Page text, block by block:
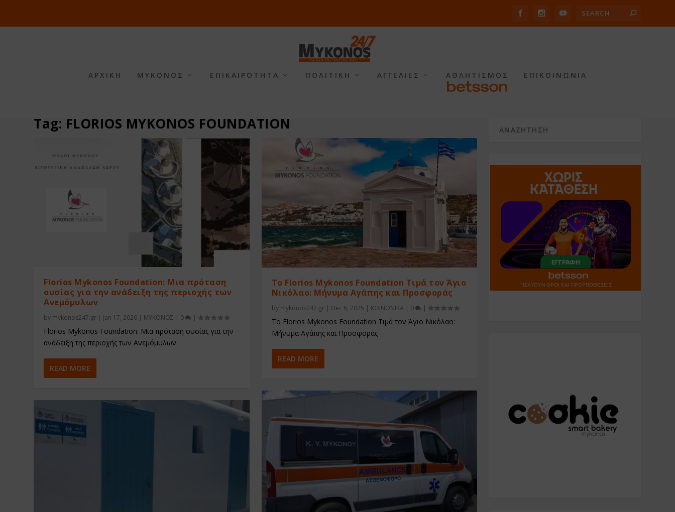
ΑΡΧΙΚΗ ΜΥΚΟΝΟΣ ΕΠΙΚΑΙΡΟΤΗΤΑ ΠΟΛΙΤΙΚΗ ΑΓΓΕΛΙΕΣ ΑΘΛΗΤΙΣΜΟΣ ΕΠΙΚΟΙΝΩΝΙΑ
Tag: FLORIOS MYKONOS FOUNDATION
Florios Mykonos Foundation: Μια πρόταση
ουσίας για την ανάδειξη της περιοχής των
Ανεμόμυλων
by mykonos247.gr | Jan 17, 2026 | ΜΥΚΟΝΟΣ | 0 |
Florios Mykonos Foundation: Μια πρόταση ουσίας για την
ανάδειξη της περιοχής των Ανεμόμυλων
READ MORE
Το Florios Mykonos Foundation Τιμά τον Άγιο
Νικόλαο: Μήνυμα Αγάπης και Προσφοράς
by mykonos247.gr | Dec 6, 2025 | ΚΟΙΝΩΝΙΚΑ | 0 |
Το Florios Mykonos Foundation Τιμά τον Άγιο Νικόλαο:
Μήνυμα Αγάπης και Προσφοράς
READ MORE